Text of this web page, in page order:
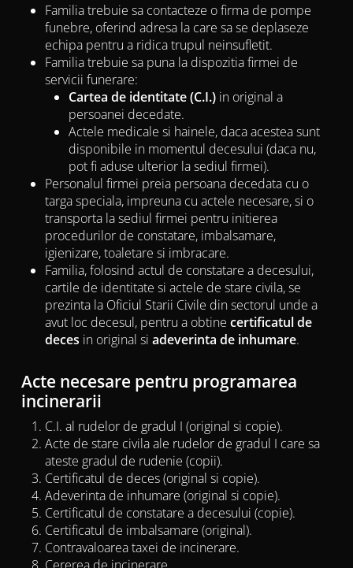
Familia trebuie sa contacteze o firma de pompe
funebre, oferind adresa la care sa se deplaseze
echipa pentru a ridica trupul neinsufletit.
Familia trebuie sa puna la dispozitia firmei de
servicii funerare:
Cartea de identitate (C.I.)in original a
persoanei decedate.
Actele medicale si hainele, daca acestea sunt
disponibile in momentul decesului (daca nu,
pot fi aduse ulterior la sediul firmei).
Personalul firmei preia persoana decedata cu o
targa speciala, impreuna cu actele necesare, si o
transporta la sediul firmei pentru initierea
procedurilor de constatare, imbalsamare,
igienizare, toaletare si imbracare.
Familia, folosind actul de constatare a decesului,
cartile de identitate si actele de stare civila, se
prezinta la Oficiul Starii Civile din sectorul unde a
avut loc decesul, pentru a obtine certificatul de
deces in original si adeverinta de inhumare.
Acte necesare pentru programarea
incinerarii
C.I. al rudelor de gradul I (original si copie).
Acte de stare civila ale rudelor de gradul I care sa
ateste gradul de rudenie (copii).
Certificatul de deces (original si copie).
Adeverinta de inhumare (original si copie).
Certificatul de constatare a decesului (copie).
Certificatul de imbalsamare (original).
Contravaloarea taxei de incinerare.